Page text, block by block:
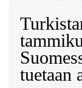
tuetaan